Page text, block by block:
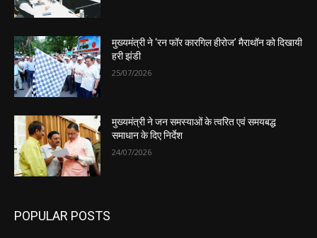
मुख्यमंत्री ने ‘रन फॉर कारगिल हीरोज’ मैराथॉन को दिखायी
हरी झंडी
25/07/2026
मुख्यमंत्री ने जन समस्याओं के त्वरित एवं समयबद्ध
समाधान के दिए निर्देश
24/07/2026
POPULAR POSTS